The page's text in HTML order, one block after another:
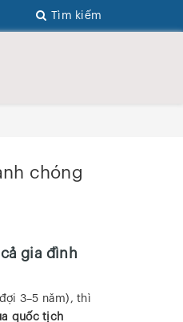
Tìm kiếm
chóng
gia đình
3–5 năm), thì
quốc tịch